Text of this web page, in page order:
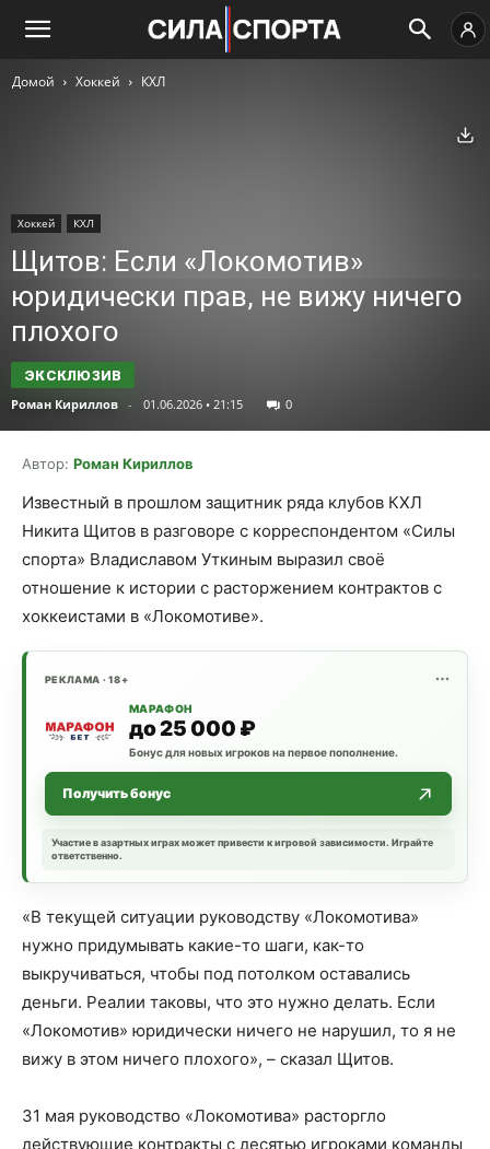
Домой Хоккей КХЛ
Хоккей КХЛ
Щитов: Если «Локомотив»
юридически прав, не вижу ничего
плохого
Роман Кириллов - 01.06.2026 • 21:15 0
Автор: Роман Кириллов
Известный в прошлом защитник ряда клубов КХЛ
Никита Щитов в разговоре с корреспондентом «Силы
спорта» Владиславом Уткиным выразил своё
отношение к истории с расторжением контрактов с
хоккеистами в «Локомотиве».
РЕКЛАМА · 18+
МАРАФОН
до 25 000 ₽
Бонус для новых игроков на первое пополнение.
Получить бонус
Участие в азартных играх может привести к игровой зависимости. Играйте
ответственно.
«В текущей ситуации руководству «Локомотива»
нужно придумывать какие-то шаги, как-то
выкручиваться, чтобы под потолком оставались
деньги. Реалии таковы, что это нужно делать. Если
«Локомотив» юридически ничего не нарушил, то я не
вижу в этом ничего плохого», – сказал Щитов.
31 мая руководство «Локомотива» расторгло
действующие контракты с десятью игроками команды